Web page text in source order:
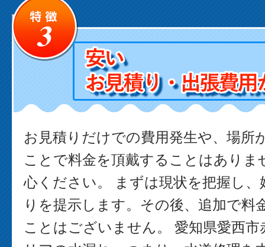
お見積りだけでの費用発生や、場所
ことで料金を頂戴することはありま
心ください。 まずは現状を把握し
りを提示します。その後、追加で料
ことはございません。 愛知県愛西市